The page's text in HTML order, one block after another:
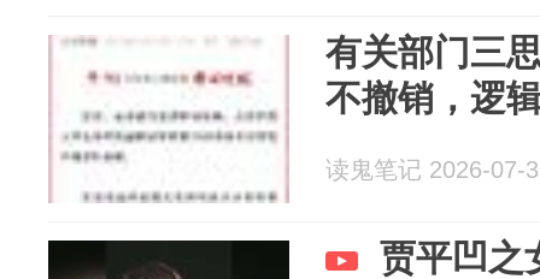
有关部门三
不撤销，逻
读鬼笔记 2026-07-
贾平凹之